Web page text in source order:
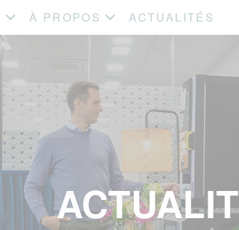
À PROPOS ACTUALITÉS